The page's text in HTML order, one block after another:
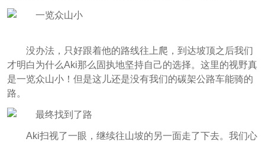
没办法，只好跟着他的路线往上爬，到达坡顶之后我们
才明白为什么Aki那么固执地坚持自己的选择。这里的视野真
是一览众山小！但是这儿还是没有我们的碳架公路车能骑的
路。
Aki扫视了一眼，继续往山坡的另一面走了下去。我们心